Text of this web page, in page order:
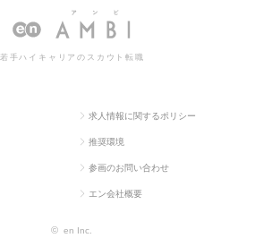
若手ハイキャリアのスカウト転職
求人情報に関するポリシー
推奨環境
参画のお問い合わせ
エン会社概要
© en Inc.